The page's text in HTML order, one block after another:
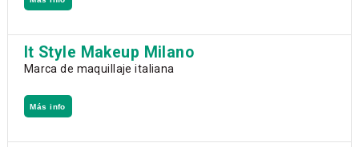
It Style Makeup Milano
Marca de maquillaje italiana
Más info